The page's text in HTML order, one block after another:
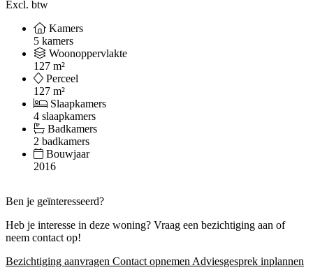
Excl. btw
Kamers
5 kamers
Woonoppervlakte
127 m²
Perceel
127 m²
Slaapkamers
4 slaapkamers
Badkamers
2 badkamers
Bouwjaar
2016
Ben je geïnteresseerd?
Heb je interesse in deze woning? Vraag een bezichtiging aan of
neem contact op!
Bezichtiging aanvragen Contact opnemen Adviesgesprek inplannen